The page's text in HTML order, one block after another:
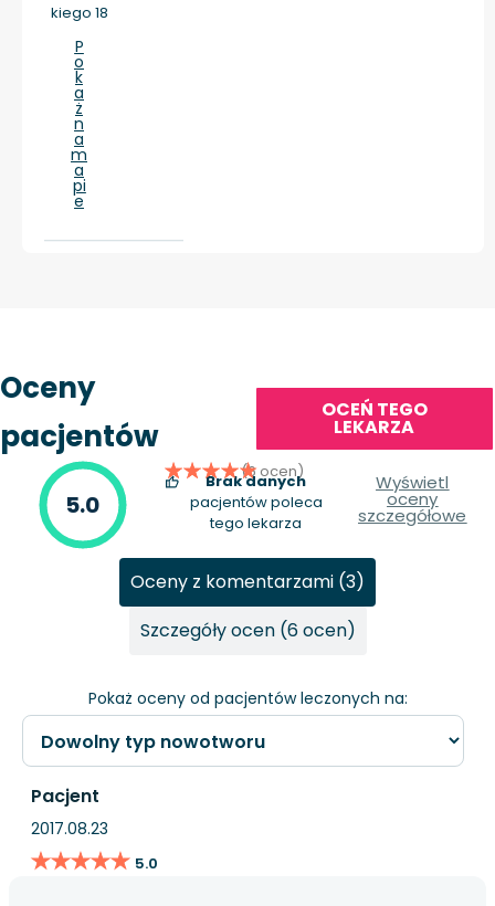
kiego 18
P
o
k
a
ż
n
a
m
a
pi
e
Oceny
pacjentów
OCEŃ TEGO
LEKARZA
5.0
(6 ocen)
Brak danych
pacjentów poleca
tego lekarza
Wyświetl
oceny
szczegółowe
Pokaż oceny od pacjentów leczonych na:
Oceny z komentarzami (3)
Szczegóły ocen (6 ocen)
Pacjent
2017.08.23
★★★★★
★★★★★ 5.0